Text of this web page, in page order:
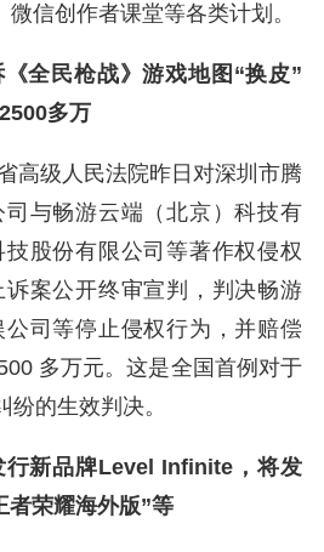
信创作者课堂等各类计划。
《全民枪战》游戏地图“换皮”
多万
高级人民法院昨日对深圳市腾
与畅游云端（北京）科技有
股份有限公司等著作权侵权
案公开终审宣判，判决畅游
司等停止侵权行为，并赔偿
多万元。这是全国首例对于
纷的生效判决。
行新品牌Level Infinite，将发
者荣耀海外版”等